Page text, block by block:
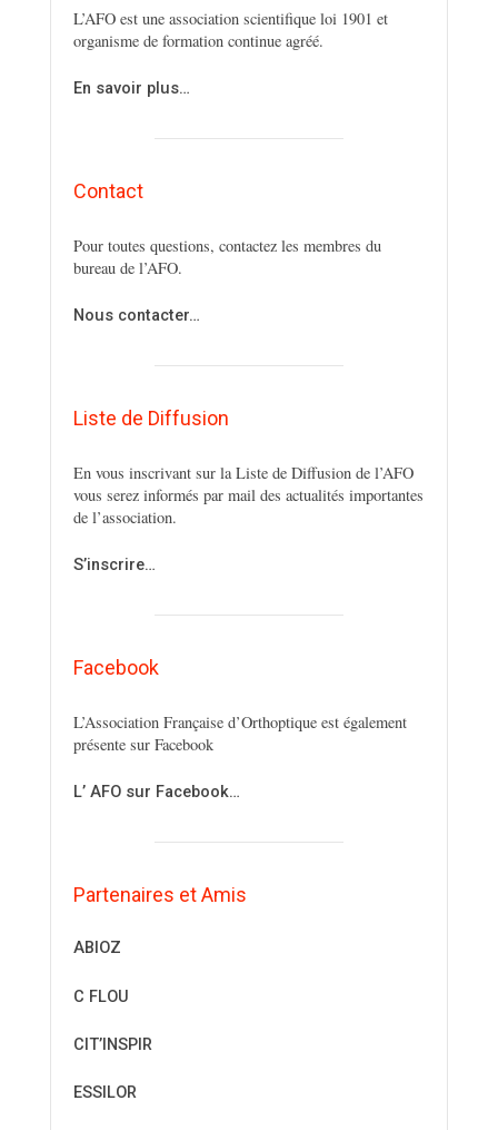
L’AFO est une association scientifique loi 1901 et
organisme de formation continue agréé.
En savoir plus…
Contact
Pour toutes questions, contactez les membres du
bureau de l’AFO.
Nous contacter…
Liste de Diffusion
En vous inscrivant sur la Liste de Diffusion de l’AFO
vous serez informés par mail des actualités importantes
de l’association.
S’inscrire…
Facebook
L’Association Française d’Orthoptique est également
présente sur Facebook
L’ AFO sur Facebook…
Partenaires et Amis
ABIOZ
C FLOU
CIT’INSPIR
ESSILOR